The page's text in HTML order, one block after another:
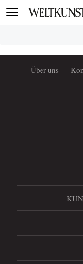
Toggle
Über uns